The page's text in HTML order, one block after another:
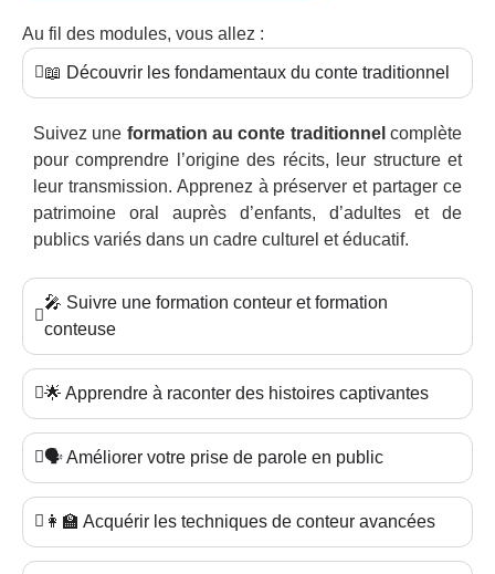
Au fil des modules, vous allez :
📖 Découvrir les fondamentaux du conte traditionnel
Suivez une formation au conte traditionnel complète
pour comprendre l’origine des récits, leur structure et
leur transmission. Apprenez à préserver et partager ce
patrimoine oral auprès d’enfants, d’adultes et de
publics variés dans un cadre culturel et éducatif.
🎤 Suivre une formation conteur et formation
conteuse
🌟 Apprendre à raconter des histoires captivantes
🗣️ Améliorer votre prise de parole en public
👩‍🏫 Acquérir les techniques de conteur avancées